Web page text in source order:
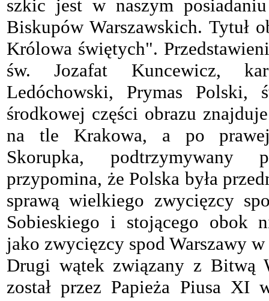
szkic jest w naszym
Biskupów Warszawskich. Tytuł
Królowa świętych".
św. Jozafat Kuncewicz,
Ledóchowski, Prymas Polski,
środkowej części obrazu
na tle Krakowa, a po
Skorupka, podtrzymywany
przypomina, że Polska była
sprawą wielkiego zwycięzcy
Sobieskiego i stojącego obok
jako zwycięzcy spod Warszawy
Drugi wątek związany z Bitwą
został przez Papieża Piusa